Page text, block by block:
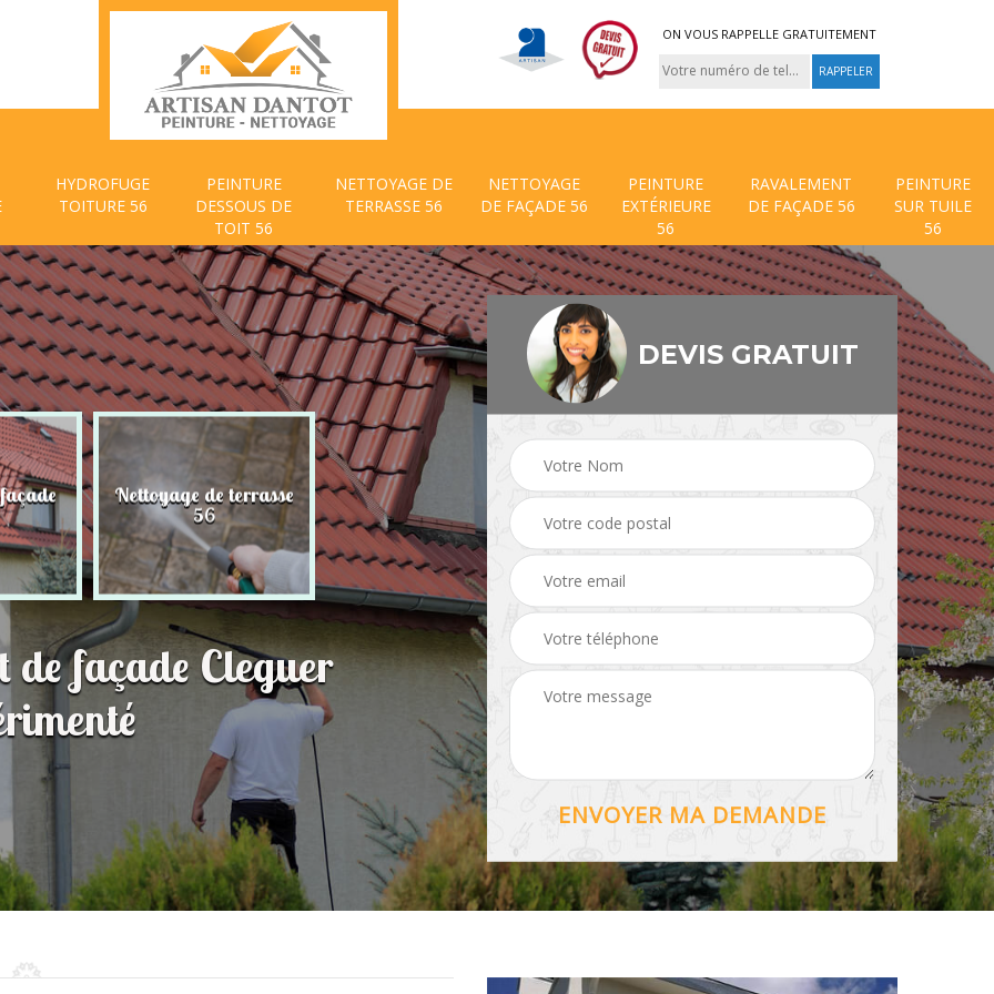
ON VOUS RAPPELLE GRATUITEMENT
HYDROFUGE
TOITURE 56
PEINTURE
DESSOUS DE
TOIT 56
NETTOYAGE DE
TERRASSE 56
NETTOYAGE
DE FAÇADE 56
PEINTURE
EXTÉRIEURE
56
RAVALEMENT
DE FAÇADE 56
PEINTURE
SUR TUILE
56
Nettoyage de terrasse
56
Peinture dessous de
toit 56 Hydrofuge toiture 56 Traitement anti
56
façade Cleguer
DEVIS GRATUIT